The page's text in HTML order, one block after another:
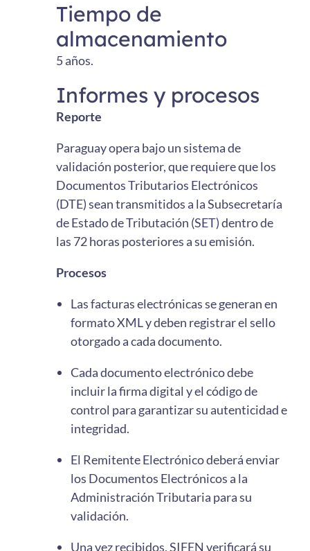
Tiempo de
almacenamiento
5 años.
Informes y procesos
Reporte
Paraguay opera bajo un sistema de
validación posterior, que requiere que los
Documentos Tributarios Electrónicos
(DTE) sean transmitidos a la Subsecretaría
de Estado de Tributación (SET) dentro de
las 72 horas posteriores a su emisión.
Procesos
Las facturas electrónicas se generan en
formato XML y deben registrar el sello
otorgado a cada documento.
Cada documento electrónico debe
incluir la firma digital y el código de
control para garantizar su autenticidad e
integridad.
El Remitente Electrónico deberá enviar
los Documentos Electrónicos a la
Administración Tributaria para su
validación.
Una vez recibidos, SIFEN verificará su